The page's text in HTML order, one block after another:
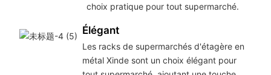
choix pratique pour tout supermarché.
Élégant
Les racks de supermarchés d'étagère en
métal Xinde sont un choix élégant pour